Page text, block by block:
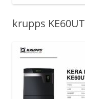
krupps KE60UT